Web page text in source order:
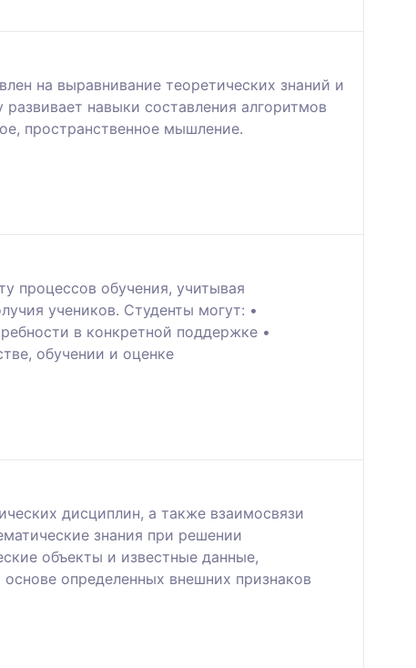
на выравнивание теоретических знаний и
навыки составления алгоритмов
пространственное мышление.
процессов обучения, учитывая
учеников. Студенты могут: •
в конкретной поддержке •
обучении и оценке
дисциплин, а также взаимосвязи
знания при решении
объекты и известные данные,
определенных внешних признаков